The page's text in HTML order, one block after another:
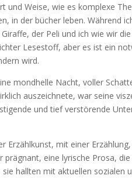
und Weise, wie es komplexe
in der bücher leben. Während
der Peli und ich wie wir
Lesestoff, aber es ist ein
wird.
mondhelle Nacht, voller
auszeichnete, war seine
und tief verstörende
Erzählkunst, mit einer
prägnant, eine lyrische Prosa,
hallten mit aktuellen sozialen